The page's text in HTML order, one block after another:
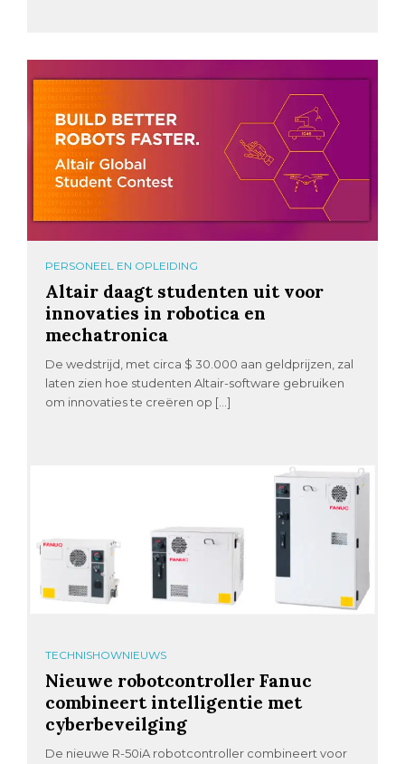
PERSONEEL EN OPLEIDING
Altair daagt studenten uit voor
innovaties in robotica en
mechatronica
De wedstrijd, met circa $ 30.000 aan geldprijzen, zal
laten zien hoe studenten Altair-software gebruiken
om innovaties te creëren op […]
TECHNISHOWNIEUWS
Nieuwe robotcontroller Fanuc
combineert intelligentie met
cyberbeveilging
De nieuwe R-50iA robotcontroller combineert voor